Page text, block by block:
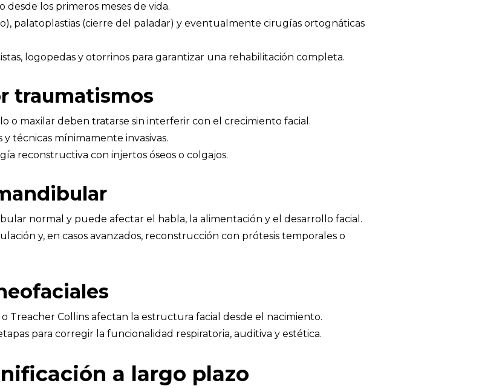
los primeros meses de vida.
palatoplastias (cierre del paladar) y eventualmente cirugías ortognáticas
logopedas y otorrinos para garantizar una rehabilitación completa.
traumatismos
o maxilar deben tratarse sin interferir con el crecimiento facial.
técnicas mínimamente invasivas.
reconstructiva con injertos óseos o colgajos.
normal y puede afectar el habla, la alimentación y el desarrollo facial.
y, en casos avanzados, reconstrucción con prótesis temporales o
Treacher Collins afectan la estructura facial desde el nacimiento.
para corregir la funcionalidad respiratoria, auditiva y estética.
a largo plazo